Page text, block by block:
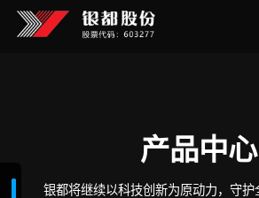
产品中心
银都将继续以科技创新为原动力，守护